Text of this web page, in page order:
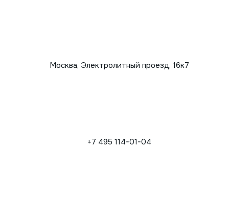
Москва, Электролитный проезд, 16к7
+7 495 114-01-04